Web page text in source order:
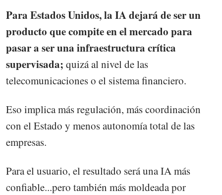
Para Estados Unidos, la IA dejará de ser un
producto que compite en el mercado para
pasar a ser una infraestructura crítica
supervisada; quizá al nivel de las
telecomunicaciones o el sistema financiero.
Eso implica más regulación, más coordinación
con el Estado y menos autonomía total de las
empresas.
Para el usuario, el resultado será una IA más
confiable...pero también más moldeada por